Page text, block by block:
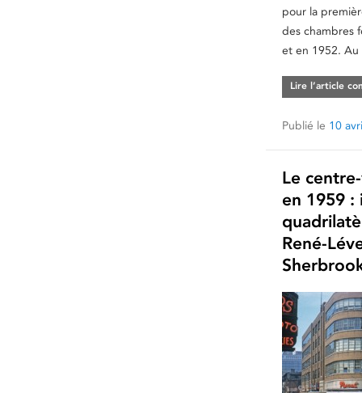
pour la
des chambres
et en 1952.
Lire l’article
Publié le 10
Le
en 1959 :
René-